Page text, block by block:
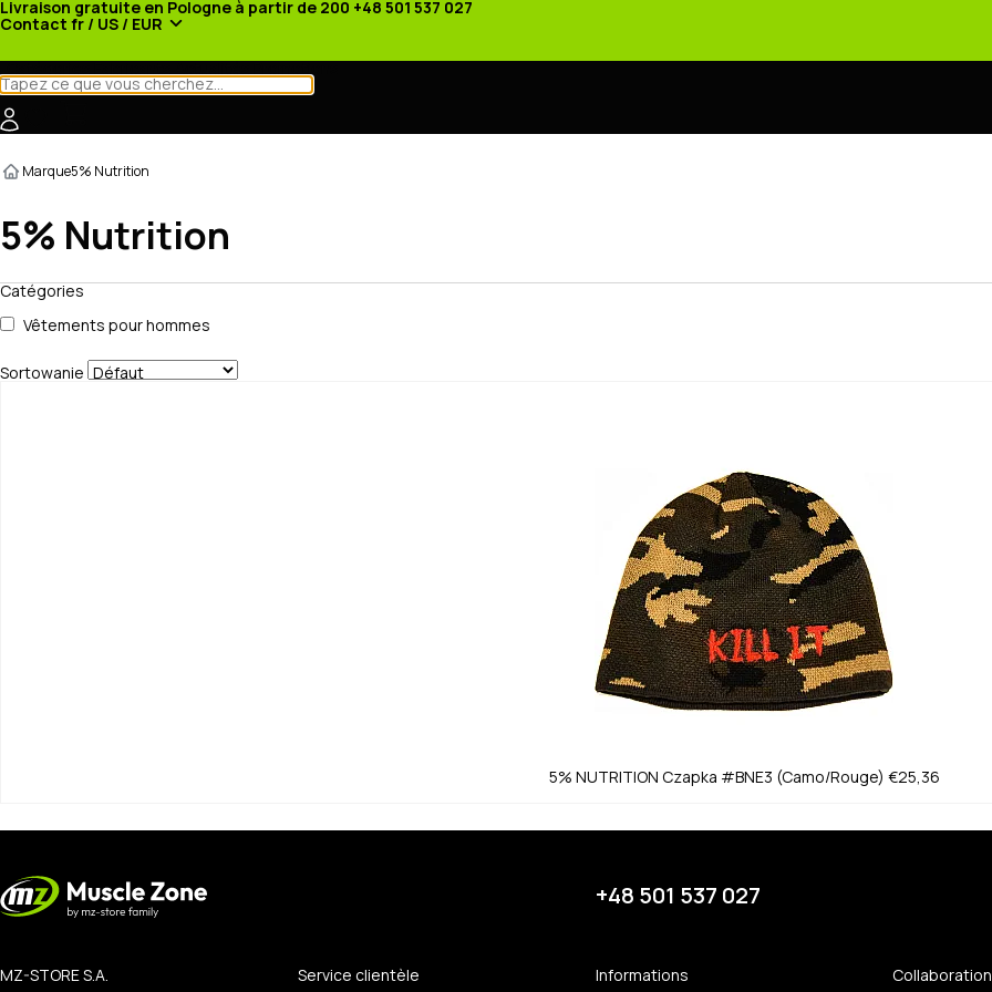
Livraison gratuite en Pologne à partir de 200 +48 501 537 027
Contact fr / US / EUR
Marque5% Nutrition
5% Nutrition
Catégories
Vêtements pour hommes
Sortowanie
5% NUTRITION Czapka #BNE3 (Camo/Rouge) €25,36
+48 501 537 027
MZ-STORE S.A.
Service clientèle
Informations
Collaboration